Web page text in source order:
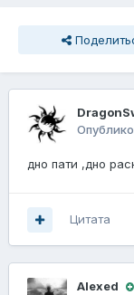
дно пати ,дно
Цитата
Alexed